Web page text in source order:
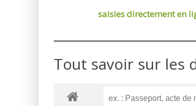
saisies directement en
Tout savoir sur les